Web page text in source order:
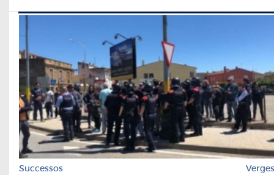
Successos Verges